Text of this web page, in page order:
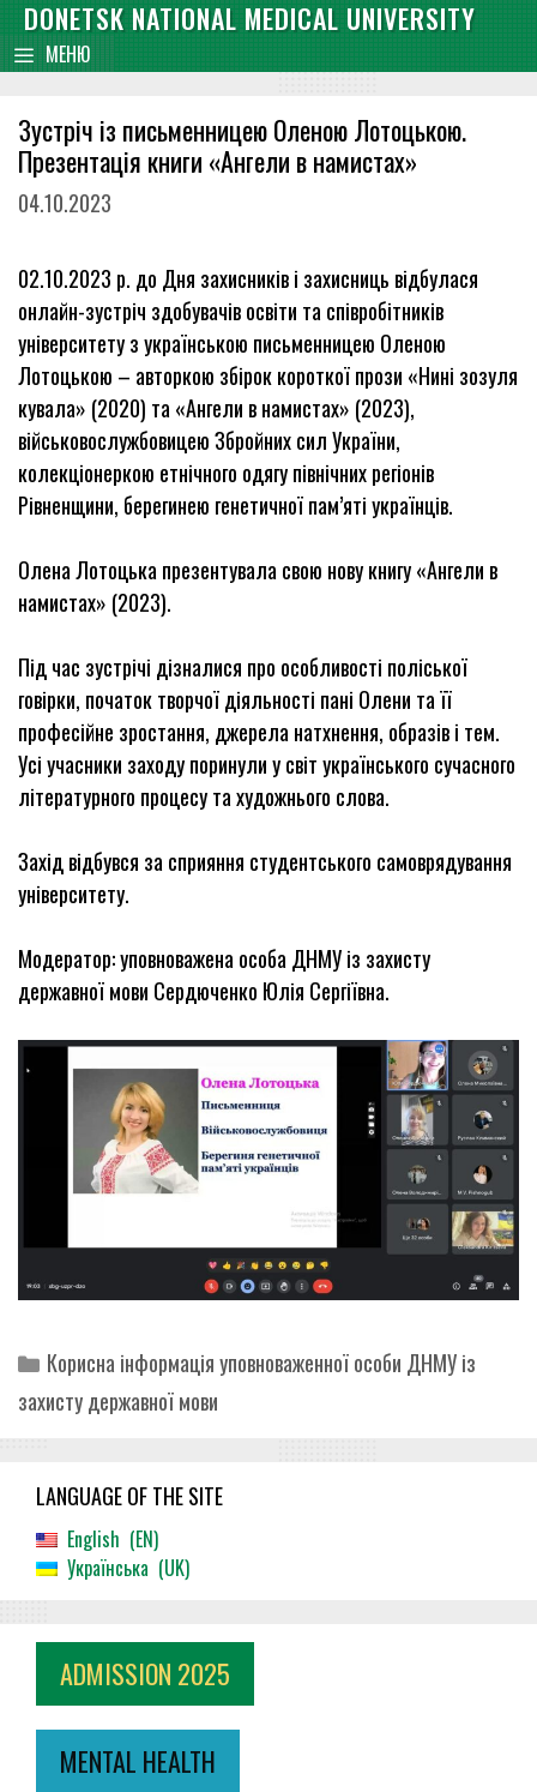
content
Skip
to
content
DONETSK NATIONAL MEDICAL UNIVERSITY
МЕНЮ
Зустріч із письменницею Оленою Лотоцькою.
Презентація книги «Ангели в намистах»
04.10.2023
02.10.2023 р. до Дня захисників і захисниць відбулася
онлайн-зустріч здобувачів освіти та співробітників
університету з українською письменницею Оленою
Лотоцькою – авторкою збірок короткої прози «Нині зозуля
кувала» (2020) та «Ангели в намистах» (2023),
військовослужбовицею Збройних сил України,
колекціонеркою етнічного одягу північних регіонів
Рівненщини, берегинею генетичної пам’яті українців.
Олена Лотоцька презентувала свою нову книгу «Ангели в
намистах» (2023).
Під час зустрічі дізналися про особливості поліської
говірки, початок творчої діяльності пані Олени та її
професійне зростання, джерела натхнення, образів і тем.
Усі учасники заходу поринули у світ українського сучасного
літературного процесу та художнього слова.
Захід відбувся за сприяння студентського самоврядування
університету.
Модератор: уповноважена особа ДНМУ із захисту
державної мови Сердюченко Юлія Сергіївна.
Categories
Корисна інформація уповноваженної особи ДНМУ із
захисту державної мови
LANGUAGE OF THE SITE
English
EN
Українська
UK
ADMISSION 2025
MENTAL HEALTH